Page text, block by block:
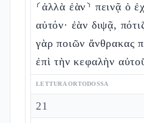
⸂ἀλλὰ ἐὰν⸃ πεινᾷ ὁ
αὐτόν· ἐὰν διψᾷ,
γὰρ ποιῶν ἄνθρακας
ἐπὶ τὴν κεφαλὴν
LETTURA ORTODOSSA
21